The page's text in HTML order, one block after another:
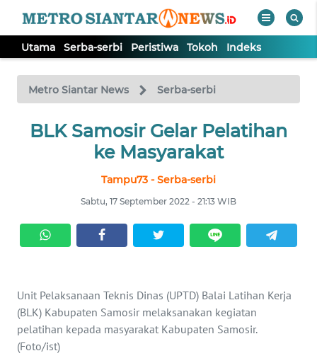
Utama Serba-serbi Peristiwa Tokoh Indeks
Metro Siantar News Serba-serbi
BLK Samosir Gelar Pelatihan
ke Masyarakat
Tampu73 - Serba-serbi
Sabtu, 17 September 2022 - 21:13 WIB
Unit Pelaksanaan Teknis Dinas (UPTD) Balai Latihan Kerja
(BLK) Kabupaten Samosir melaksanakan kegiatan
pelatihan kepada masyarakat Kabupaten Samosir.
(Foto/ist)
TV
Tutup
UTAMA
PERISTIWA
Informasi
INDEKS
BERITA